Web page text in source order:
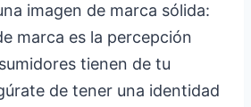
imagen de marca sólida:
marca es la percepción
tienen de tu
de tener una identidad